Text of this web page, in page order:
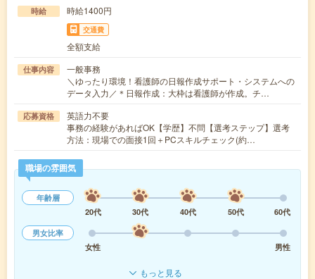
時給 時給1400円
交通費
全額支給
仕事内容
一般事務
＼ゆったり環境！看護師の日報作成サポート・システムへの
データ入力／＊日報作成：大枠は看護師が作成。チ…
応募資格
英語力不要
事務の経験があればOK【学歴】不問【選考ステップ】選考
方法：現場での面接1回＋PCスキルチェック(約…
職場の雰囲気
年齢層
20代
30代 40代 50代
60代
男女比率
女性
男性
もっと見る